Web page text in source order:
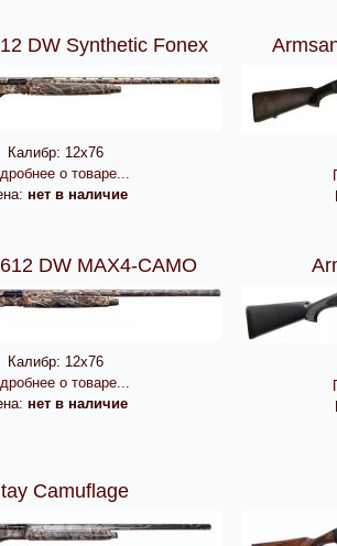
DW Synthetic Fonex
Калибр: 12х76
о товаре...
нет в наличие
DW MAX4-CAMO
Калибр: 12х76
о товаре...
нет в наличие
Camuflage